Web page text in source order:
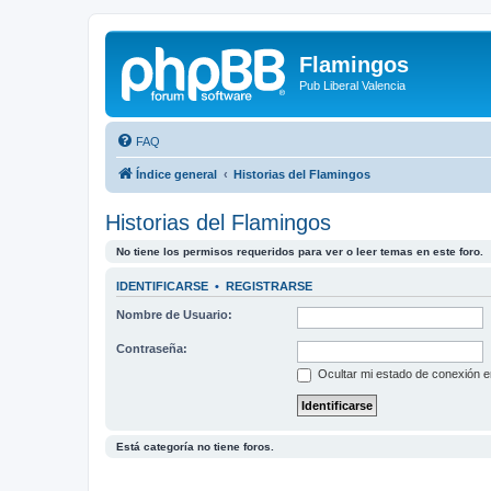
Flamingos
Pub Liberal Valencia
FAQ
Índice general Historias del Flamingos
Historias del Flamingos
No tiene los permisos requeridos para ver o leer temas en este foro.
IDENTIFICARSE • REGISTRARSE
Nombre de Usuario:
Contraseña:
Ocultar mi estado de conexión
Está categoría no tiene foros.